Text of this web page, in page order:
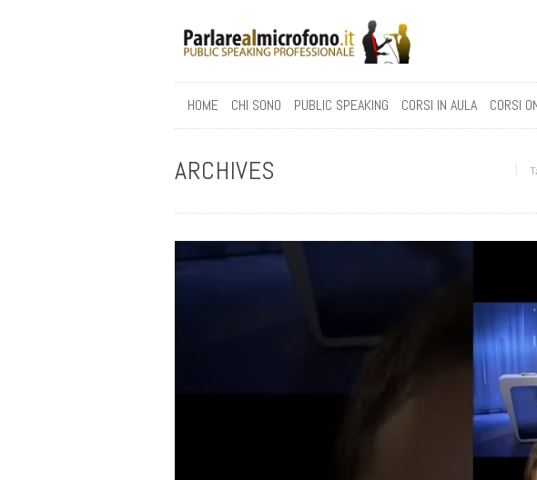
HOME CHI SONO PUBLIC SPEAKING CORSI IN AULA CORSI
ARCHIVES